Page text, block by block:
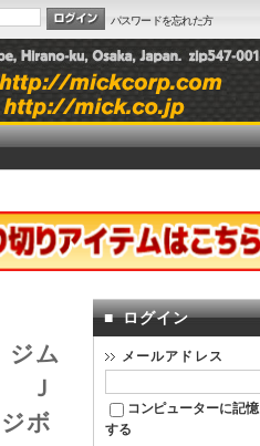
パスワードを忘れた方
ム
Ｊ
ボ
■ ログイン
メールアドレス
コンピューターに記憶
する